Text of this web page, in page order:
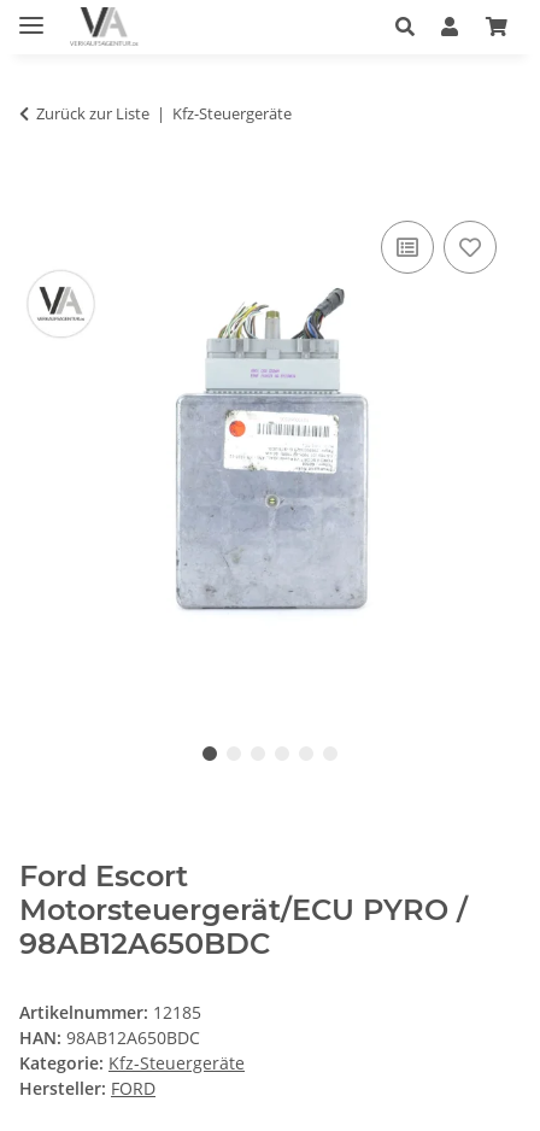
Zurück zur Liste Kfz-Steuergeräte
Ford Escort
Motorsteuergerät/ECU PYRO /
98AB12A650BDC
Artikelnummer: 12185
HAN: 98AB12A650BDC
Kategorie: Kfz-Steuergeräte
Hersteller: FORD